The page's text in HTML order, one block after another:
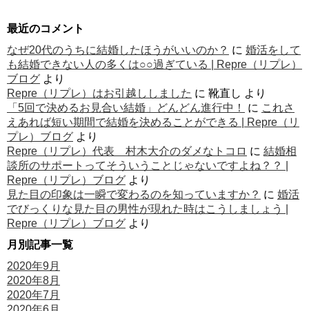
最近のコメント
なぜ20代のうちに結婚したほうがいいのか？ に 婚活をして
も結婚できない人の多くは○○過ぎている | Repre（リプレ）
ブログ より
Repre（リプレ）はお引越ししました に 靴直し より
「5回で決めるお見合い結婚」どんどん進行中！
に これさ
えあれば短い期間で結婚を決めることができる | Repre（リ
プレ）ブログ より
Repre（リプレ）代表 村木大介のダメなトコロ に 結婚相
談所のサポートってそういうことじゃないですよね？？ |
Repre（リプレ）ブログ より
見た目の印象は一瞬で変わるのを知っていますか？ に 婚活
でびっくりな見た目の男性が現れた時はこうしましょう |
Repre（リプレ）ブログ より
月別記事一覧
2020年9月
2020年8月
2020年7月